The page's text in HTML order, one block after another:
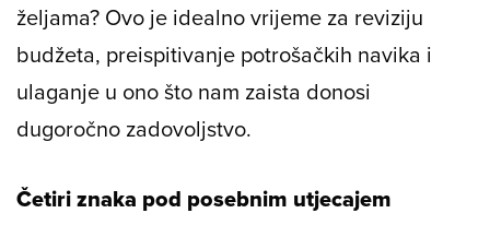
željama? Ovo je idealno vrijeme za reviziju
budžeta, preispitivanje potrošačkih navika i
ulaganje u ono što nam zaista donosi
dugoročno zadovoljstvo.
Četiri znaka pod posebnim utjecajem